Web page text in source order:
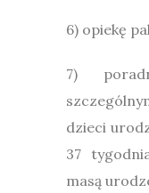
6) opiekę
7)
dzieci
37
masą